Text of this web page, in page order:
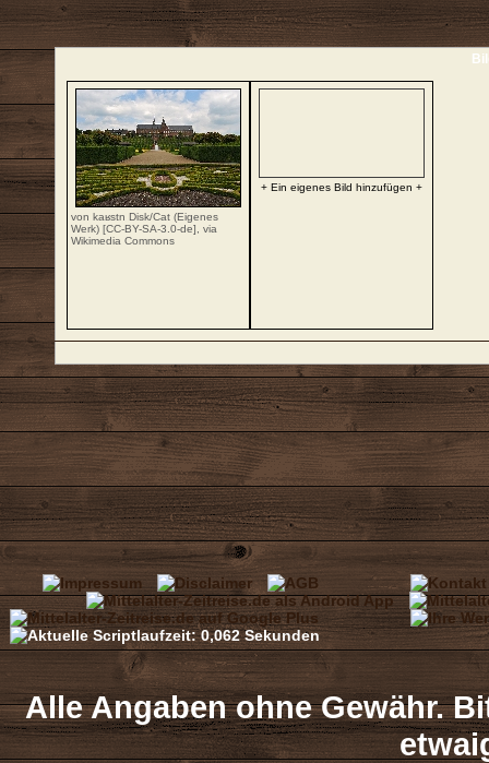
von kaʁstn Disk/Cat (Eigenes
Werk) [CC-BY-SA-3.0-de], via
Wikimedia Commons
+ Ein eigenes Bild hinzufügen +
Alle Angaben ohne Gewähr.